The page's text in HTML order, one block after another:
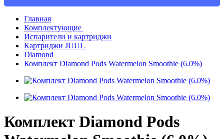
Главная
Комплектующие
Испарители и картриджи
Картриджи JUUL
Diamond
Комплект Diamond Pods Watermelon Smoothie (6.0%)
Комплект Diamond Pods